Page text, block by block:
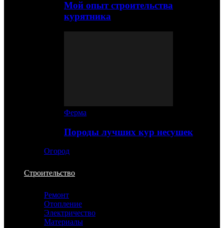
Мой опыт строительства
курятника
Ферма
Породы лучших кур несушек
Огород
Строительство
Ремонт
Отопление
Электричество
Материалы